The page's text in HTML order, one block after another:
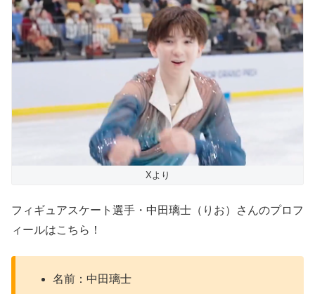
Xより
フィギュアスケート選手・中田璃士（りお）さんのプロフ
ィールはこちら！
名前：中田璃士